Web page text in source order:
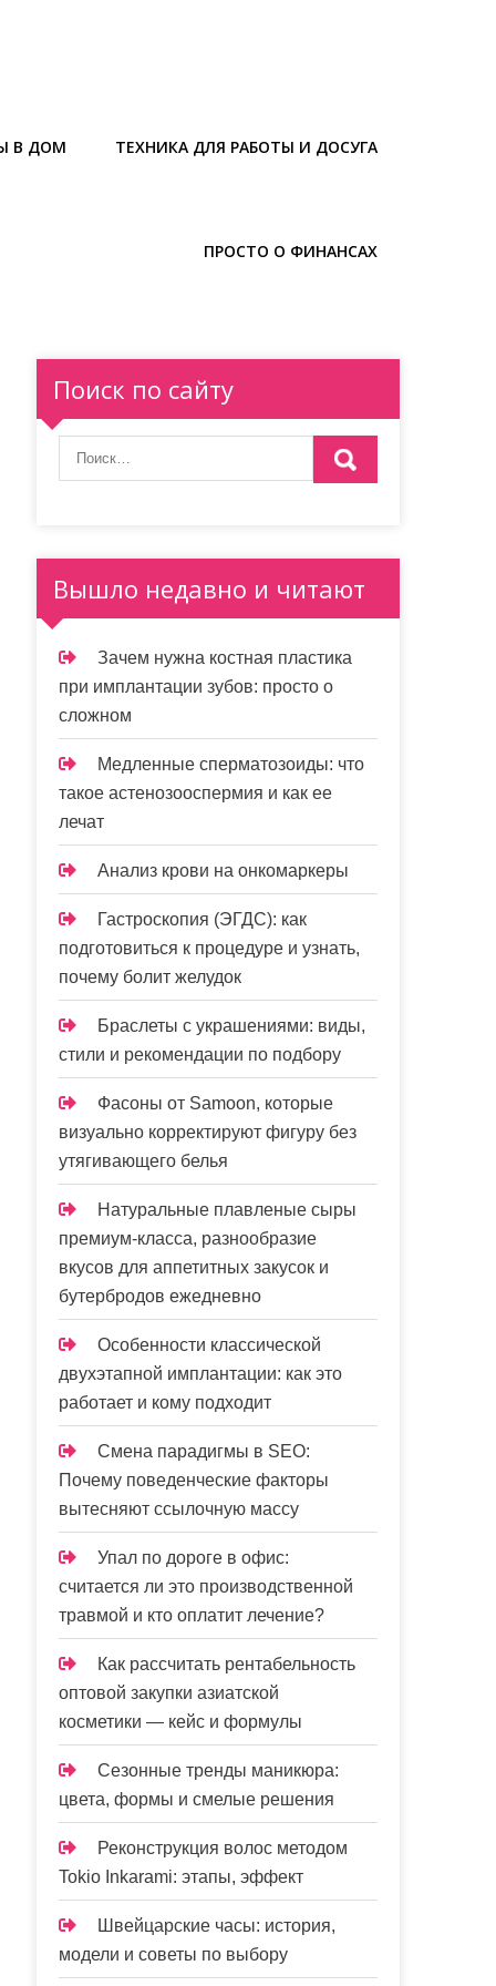
В ДОМ ТЕХНИКА ДЛЯ РАБОТЫ И ДОСУГА
ПРОСТО О ФИНАНСАХ
Поиск по сайту
Вышло недавно и читают
Зачем нужна костная пластика
при имплантации зубов: просто о
сложном
Медленные сперматозоиды: что
такое астенозооспермия и как ее
лечат
Анализ крови на онкомаркеры
Гастроскопия (ЭГДС): как
подготовиться к процедуре и узнать,
почему болит желудок
Браслеты с украшениями: виды,
стили и рекомендации по подбору
Фасоны от Samoon, которые
визуально корректируют фигуру без
утягивающего белья
Натуральные плавленые сыры
премиум-класса, разнообразие
вкусов для аппетитных закусок и
бутербродов ежедневно
Особенности классической
двухэтапной имплантации: как это
работает и кому подходит
Смена парадигмы в SEO:
Почему поведенческие факторы
вытесняют ссылочную массу
Упал по дороге в офис:
считается ли это производственной
травмой и кто оплатит лечение?
Как рассчитать рентабельность
оптовой закупки азиатской
косметики — кейс и формулы
Сезонные тренды маникюра:
цвета, формы и смелые решения
Реконструкция волос методом
Tokio Inkarami: этапы, эффект
Швейцарские часы: история,
модели и советы по выбору